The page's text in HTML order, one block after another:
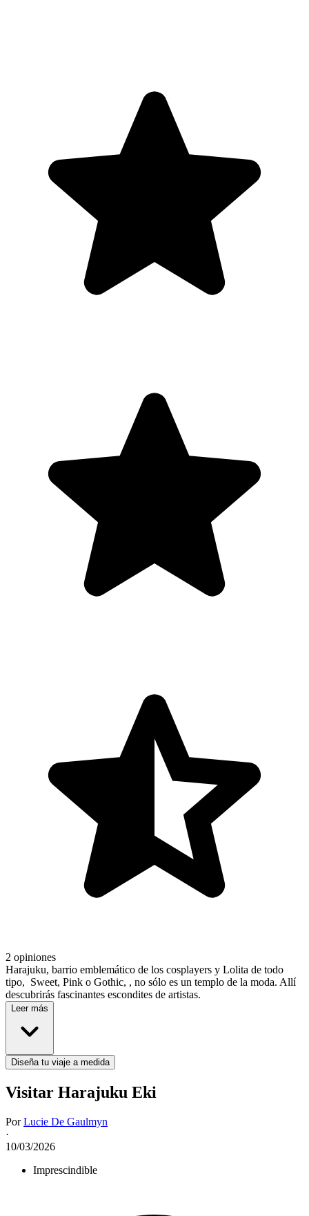
2 opiniones
Harajuku, barrio emblemático de los cosplayers y Lolita de todo
tipo, Sweet, Pink o Gothic, , no sólo es un templo de la moda. Allí
descubrirás fascinantes escondites de artistas.
Leer más
Diseña tu viaje a medida
Visitar Harajuku Eki
PorLucie De Gaulmyn
·
10/03/2026
Imprescindible